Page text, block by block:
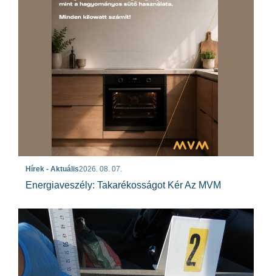
Hírek - Aktuális2026. 08. 07.
Energiaveszély: Takarékosságot Kér Az MVM